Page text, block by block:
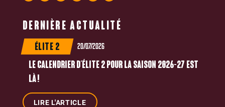
DERNIÈRE ACTUALITÉ
ÉLITE 2 20/07/2026
LE CALENDRIER D’ÉLITE 2 POUR LA SAISON 2026-27 EST
LÀ !
LIRE L'ARTICLE